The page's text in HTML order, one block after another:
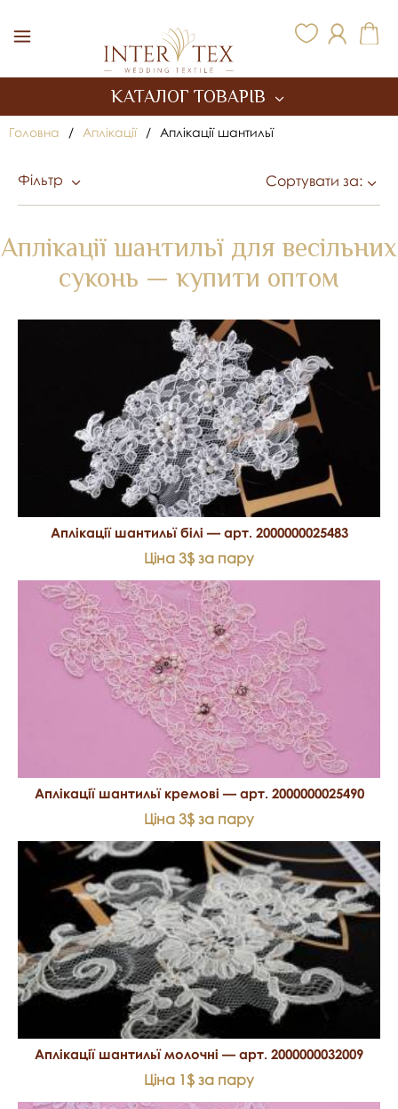
КАТАЛОГ ТОВАРІВ
Головна / Аплікації / Аплікації шантильї
Фільтр Сортувати за:
Аплікації шантильї для весільних
суконь — купити оптом
Аплікації шантильї білі — арт. 2000000025483
Ціна 3$ за пару
Аплікації шантильї кремові — арт. 2000000025490
Ціна 3$ за пару
Аплікації шантильї молочні — арт. 2000000032009
Ціна 1$ за пару